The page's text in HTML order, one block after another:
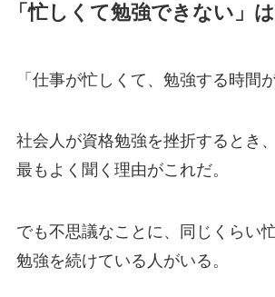
「忙しくて勉強できない」
「仕事が忙しくて、勉強する時間
社会人が資格勉強を挫折するとき、
最もよく聞く理由がこれだ。
でも不思議なことに、同じくらい
勉強を続けている人がいる。